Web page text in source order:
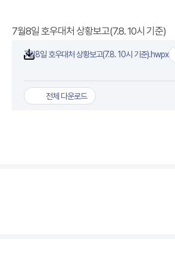
7월8일 호우대처 상황보고(7.8. 10시 기준)
첨부파일
7월8일 호우대처 상황보고(7.8. 10시 기준).hwpx
전체 다운로드